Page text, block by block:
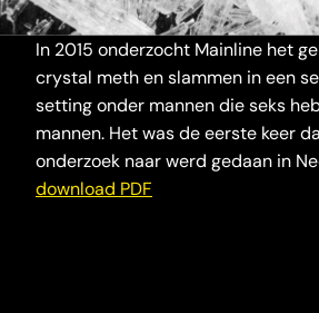
In 2015 onderzocht Mainline het
crystal meth en slammen in een
setting onder mannen die seks
mannen. Het was de eerste keer
onderzoek naar werd gedaan in
download PDF